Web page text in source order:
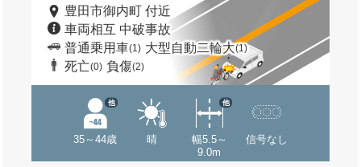
豊田市御内町 付近
車両相互 中破事故
普通乗用車(1) 大型自動二輪大(1)
死亡(0) 負傷(2)
35～44歳
他
晴
幅5.5～
9.0m
他
信号なし